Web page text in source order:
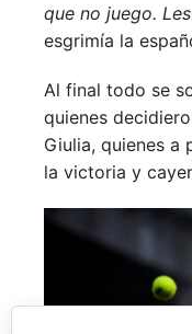
que no juego.
esgrimía la
Al final todo se
quienes
Giulia, quienes a
la victoria y